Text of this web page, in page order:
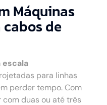
Máquinas
de
escala
para linhas
perder tempo. Com
duas ou até três